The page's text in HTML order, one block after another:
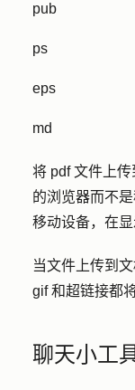
pub
ps
eps
md
将 pdf 文件上
的浏览器而不
移动设备，在显
当文件上传到
gif 和超链接都
聊天小工